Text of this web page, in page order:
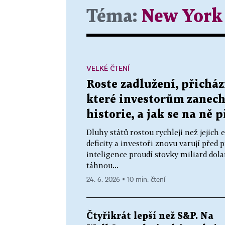
Téma: New York
Roste zadlužení,
které investorům
historie, a jak se na ně
Dluhy států rostou rychleji než jejich
deficity a investoři znovu varují před
inteligence proudí stovky miliard
táhnou...
VELKÉ ČTENÍ
24. 6. 2026 ▪ 10 min. čtení
Čtyřikrát lepší než S&P. Na